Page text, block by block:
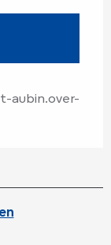
aubin.over-